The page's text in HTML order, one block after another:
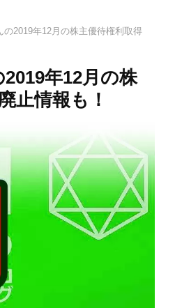
の2019年12月の株主優待権利取得
年12月の株
止情報も！